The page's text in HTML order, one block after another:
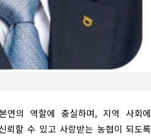
연의 역할에 충실하며, 지역 사회에
뢰할 수 있고 사랑받는 농협이 되도록